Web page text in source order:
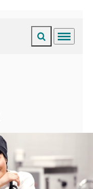
Fold søgefelt ud
Menu